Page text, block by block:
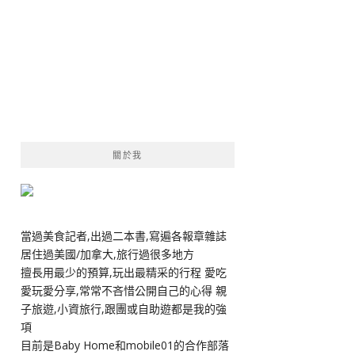
關於我
當過美食記者,出過二本書,寫遍各報章雜誌
居住過美國/加拿大,旅行過很多地方
擅長用最少的預算,玩出最精采的行程 愛吃
愛玩愛分享,常常不吝惜公開自己的心得 親
子旅遊,小資旅行,跟團或自助遊都是我的強
項
目前是Baby Home和mobile01的合作部落